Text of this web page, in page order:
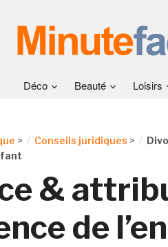
Déco Beauté Loisirs
> Conseils juridiques >
&
de